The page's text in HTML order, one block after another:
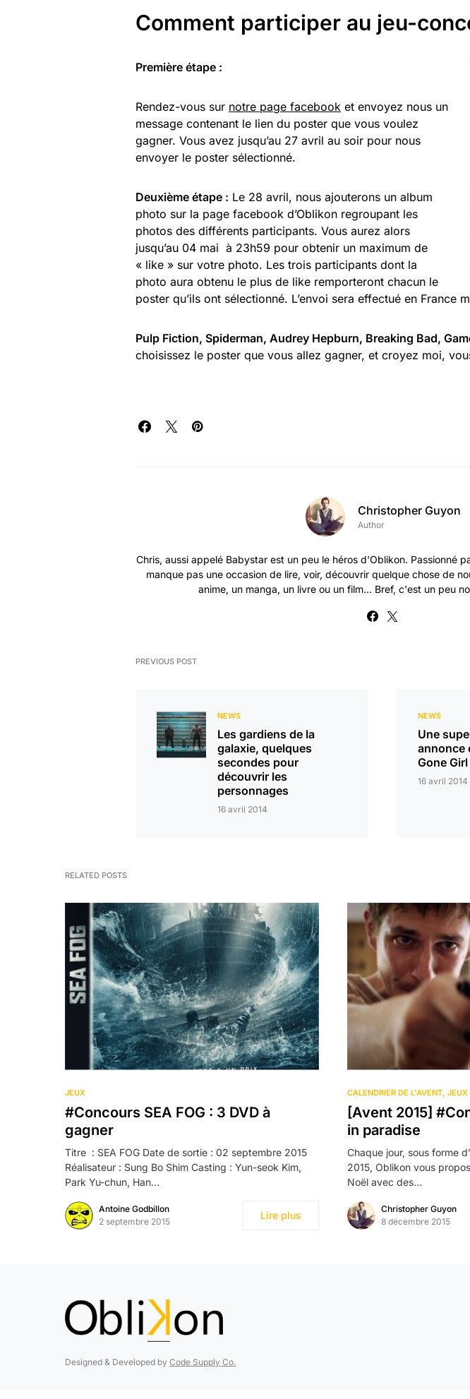
Comment participer au jeu-
Première étape :
Rendez-vous sur notre page facebook et envoyez nous un
message contenant le lien du poster que vous voulez
gagner. Vous avez jusqu’au 27 avril au soir pour nous
envoyer le poster sélectionné.
Deuxième étape : Le 28 avril, nous ajouterons un album
photo sur la page facebook d’Oblikon regroupant les
photos des différents participants. Vous aurez alors
jusqu’au 04 mai à 23h59 pour obtenir un maximum de
« like » sur votre photo. Les trois participants dont la
photo aura obtenu le plus de like remporteront chacun le
poster qu’ils ont sélectionné. L’envoi sera effectué en France
Pulp Fiction, Spiderman, Audrey Hepburn, Breaking Bad,
choisissez le poster que vous allez gagner, et croyez moi,
Christopher Guyon
Author
Chris, aussi appelé Babystar est un peu le héros d'Oblikon. Passionné
manque pas une occasion de lire, voir, découvrir quelque chose de
anime, un manga, un livre ou un film... Bref, c'est un peu
PREVIOUS POST
NEWS
Les gardiens de la
galaxie, quelques
secondes pour
découvrir les
personnages
16 avril 2014
NEWS
Une
annonce
Gone Girl
16 avril 2014
RELATED POSTS
JEUX
#Concours SEA FOG : 3 DVD à
gagner
Titre : SEA FOG Date de sortie : 02 septembre 2015
Réalisateur : Sung Bo Shim Casting : Yun-seok Kim,
Park Yu-chun, Han…
Antoine Godbillon
2 septembre 2015
Lire plus
CALENDRIER DE L'AVENT JEUX
[Avent 2015]
in paradise
Chaque jour, sous forme
2015, Oblikon vous
Noël avec des…
Christopher Guyon
8 décembre 2015
Designed & Developed by Code Supply Co.